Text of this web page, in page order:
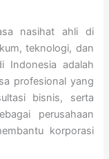
nasihat ahli di
teknologi, dan
Indonesia adalah
profesional yang
bisnis, serta
perusahaan
korporasi